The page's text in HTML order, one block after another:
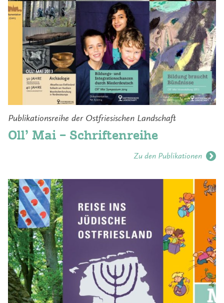
Publikationsreihe der Ostfriesischen Landschaft
Oll’ Mai – Schriftenreihe
Zu den Publikationen